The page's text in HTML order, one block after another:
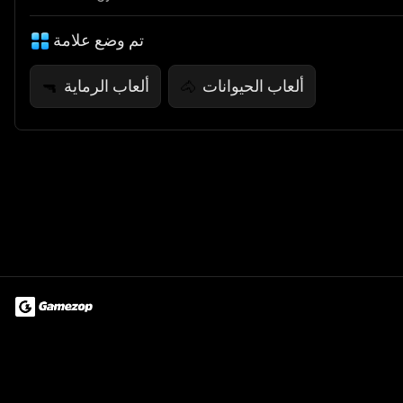
تم وضع علامة
🔫 ألعاب الرماية 🐴 ألعاب الحيوانات